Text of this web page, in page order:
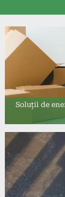
Soluții de